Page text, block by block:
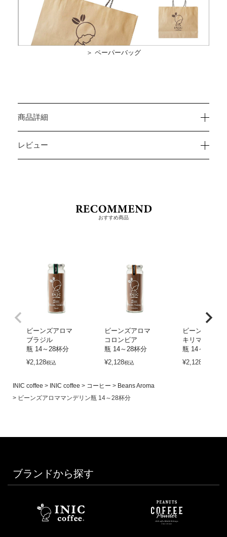
＞ ペーパーバッグ
商品詳細
レビュー
おすすめ商品
ビーンズアロマ
ブラジル
瓶 14～28杯分
¥2,128税込
ビーンズアロマ
コロンビア
瓶 14～28杯分
¥2,128税込
ビーンズアロ
キリマンジャ
瓶 14～28杯分
¥2,128
INIC coffee INIC coffee コーヒー
Beans Aroma
ビーンズアロママンデリン瓶 14～28杯分
ブランドから探す